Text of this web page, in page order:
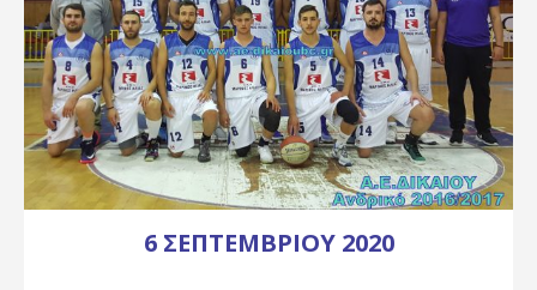
6 ΣΕΠΤΕΜΒΡΊΟΥ 2020